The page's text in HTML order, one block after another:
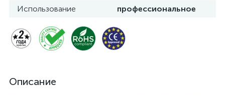
Использование
профессиональное
Описание